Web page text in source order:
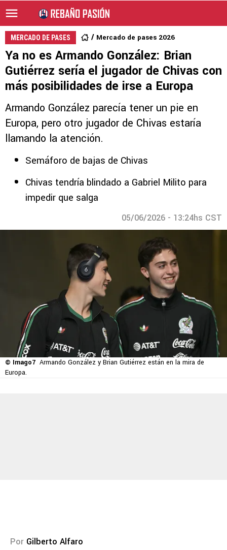
MERCADO DE PASES Mercado de pases 2026
Ya no es Armando González: Brian
Gutiérrez sería el jugador de Chivas con
más posibilidades de irse a Europa
Armando González parecía tener un pie en
Europa, pero otro jugador de Chivas estaría
llamando la atención.
Semáforo de bajas de Chivas
Chivas tendría blindado a Gabriel Milito para
impedir que salga
05/06/2026 - 13:24hs CST
© Imago7 Armando González y Brian Gutiérrez están en la mira de
Europa.
Por Gilberto Alfaro